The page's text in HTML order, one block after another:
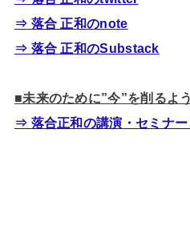
⇒ 落合 正和のnote
⇒ 落合 正和のSubstack
■未来のために”今”を削るよ
⇒ 落合正和の講演・セミナ